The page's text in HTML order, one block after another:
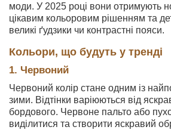
моди. У 2025 році вони отримують
цікавим кольоровим рішенням та
великі ґудзики чи контрастні пояси.
Кольори, що будуть у тренді
1. Червоний
Червоний колір стане одним із
зими. Відтінки варіюються від
бордового. Червоне пальто або
виділитися та створити яскравий